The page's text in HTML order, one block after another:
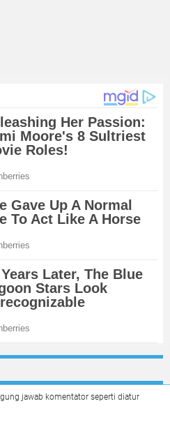
jawab komentator seperti diatur